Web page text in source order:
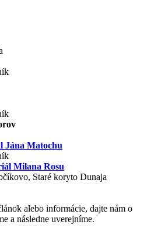
Jána Matochu
Milana Rosu
Staré koryto Dunaja
alebo informácie, dajte nám o
a následne uverejníme.